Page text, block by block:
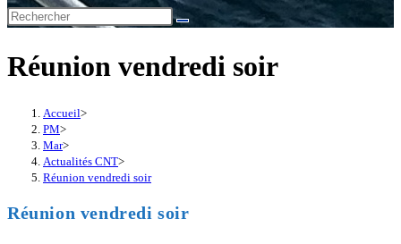
website
search
Réunion vendredi soir
Accueil>
PM>
Mar>
Actualités CNT>
Réunion vendredi soir
Réunion vendredi soir